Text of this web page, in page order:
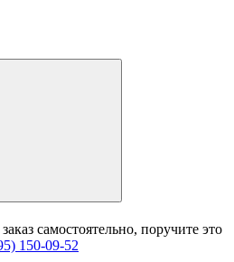
самостоятельно, поручите это
150-09-52